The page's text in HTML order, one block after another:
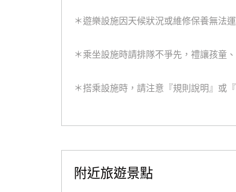
＊遊樂設施因天候狀況或維修保養無法
＊乘坐設施時請排隊不爭先，禮讓孩童
＊搭乘設施時，請注意『規則說明』或
附近旅遊景點